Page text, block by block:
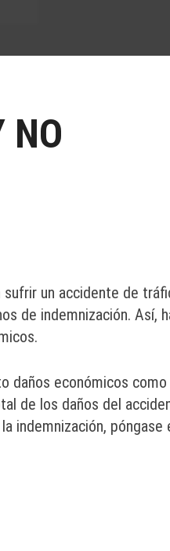
NO
un accidente de
de indemnización. Así,
daños económicos
de los daños del
indemnización,